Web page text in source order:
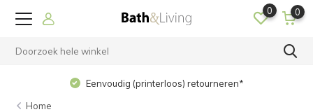
0 0
Eenvoudig (printerloos) retourneren*
Home